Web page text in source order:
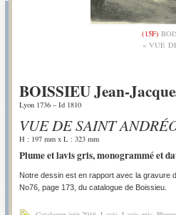
(15F)
« VUE
BOISSIEU Jean-
Lyon 1736 – Id 1810
VUE DE SAINT
H : 197 mm x L : 323 mm
Plume et lavis gris, monogrammé et
Notre dessin est en rapport avec la gravure
No76, page 173, du catalogue de Boissieu.